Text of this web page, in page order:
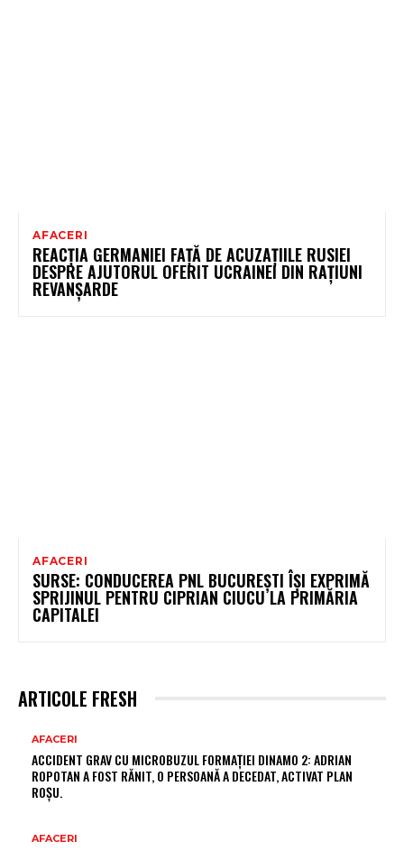
AFACERI
REACȚIA GERMANIEI FAȚĂ DE ACUZAȚIILE RUSIEI
DESPRE AJUTORUL OFERIT UCRAINEI DIN RAȚIUNI
REVANȘARDE
AFACERI
SURSE: CONDUCEREA PNL BUCUREȘTI ÎȘI EXPRIMĂ
SPRIJINUL PENTRU CIPRIAN CIUCU LA PRIMĂRIA
CAPITALEI
ARTICOLE FRESH
AFACERI
ACCIDENT GRAV CU MICROBUZUL FORMAȚIEI DINAMO 2: ADRIAN
ROPOTAN A FOST RĂNIT, O PERSOANĂ A DECEDAT, ACTIVAT PLAN
ROȘU.
AFACERI